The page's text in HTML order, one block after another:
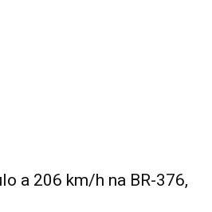
a 206 km/h na BR-376,